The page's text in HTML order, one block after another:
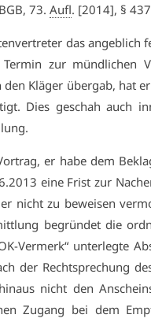
BGB, 73. Aufl. [2014], § 437
das an­geb­lich
zur münd­li­chen
den Klä­ger über­gab, hat
Dies ge­schah auch
er ha­be dem
ei­ne Frist zur
nicht zu be­wei­sen
be­grün­det die
Ver­merk“ un­ter­leg­te
der Recht­spre­chung
nicht den
Zu­gang bei dem